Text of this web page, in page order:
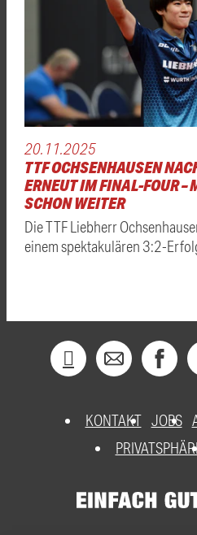
20.11.2025
TTF OCHSENHAUSEN
ERNEUT IM FINAL-FOUR –
SCHON WEITER
Die TTF Liebherr
einem spektakulären 3:2-
KONTAKT JOBS